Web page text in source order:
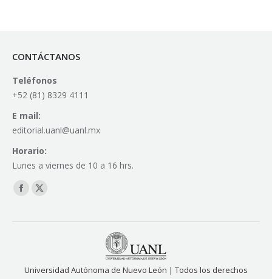
CONTÁCTANOS
Teléfonos
+52 (81) 8329 4111
E mail:
editorial.uanl@uanl.mx
Horario:
Lunes a viernes de 10 a 16 hrs.
Find us on:
Facebook
window
X
window
Universidad Autónoma de Nuevo León | Todos los derechos